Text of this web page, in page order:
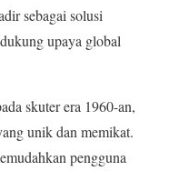
sebagai solusi
upaya global
skuter era 1960-an,
unik dan memikat.
pengguna